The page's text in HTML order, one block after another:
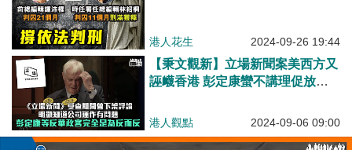
港人花生 2024-09-26 19:44
【秉文觀新】立場新聞案美西方又
誣衊香港 彭定康蠻不講理促放在
港人觀點 2024-09-06 09:00